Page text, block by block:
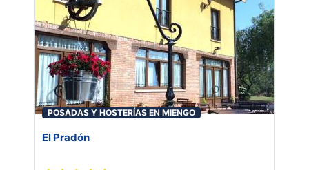
POSADAS Y HOSTERÍAS EN MIENGO
El Pradón